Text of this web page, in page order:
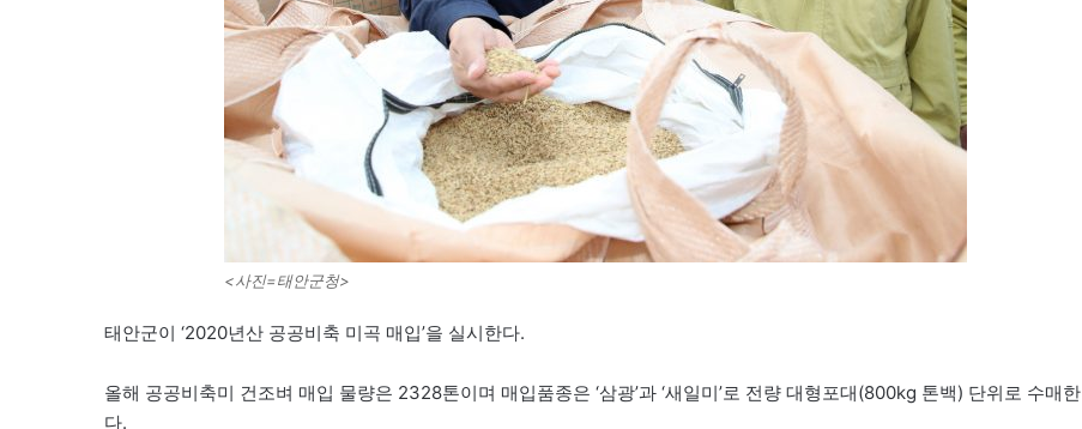
<사진=태안군청>
태안군이 ‘2020년산 공공비축 미곡 매입’을 실시한다.
올해 공공비축미 건조벼 매입 물량은 2328톤이며 매입품종은 ‘삼광’과 ‘새일미’로 전량 대형포대(800kg 톤백) 단위로 수매한
다.